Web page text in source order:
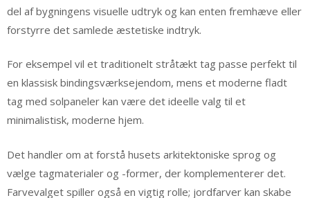
del af bygningens visuelle udtryk og kan enten fremhæve eller
forstyrre det samlede æstetiske indtryk.
For eksempel vil et traditionelt stråtækt tag passe perfekt til
en klassisk bindingsværksejendom, mens et moderne fladt
tag med solpaneler kan være det ideelle valg til et
minimalistisk, moderne hjem.
Det handler om at forstå husets arkitektoniske sprog og
vælge tagmaterialer og -former, der komplementerer det.
Farvevalget spiller også en vigtig rolle; jordfarver kan skabe